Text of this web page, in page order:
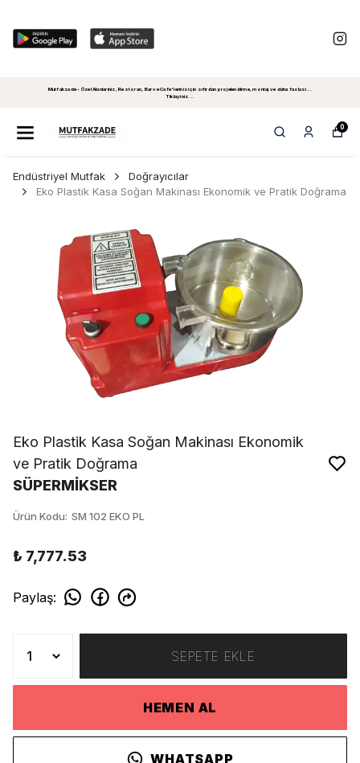
Mutfakzade - Özel Alanlariniz, Restoran, Bar ve Cafe'leriniz için sıfırdan projelendirme, montaj ve daha fazlasi...
Tiklayiniz...
0
Endüstriyel Mutfak
Doğrayıcılar
Eko Plastik Kasa Soğan Makinası Ekonomik ve Pratik Doğrama
Eko Plastik Kasa Soğan Makinası Ekonomik
ve Pratik Doğrama
SÜPERMİKSER
Ürün Kodu: SM 102 EKO PL
₺ 7,777.53
Paylaş:
SEPETE EKLE
HEMEN AL
WHATSAPP